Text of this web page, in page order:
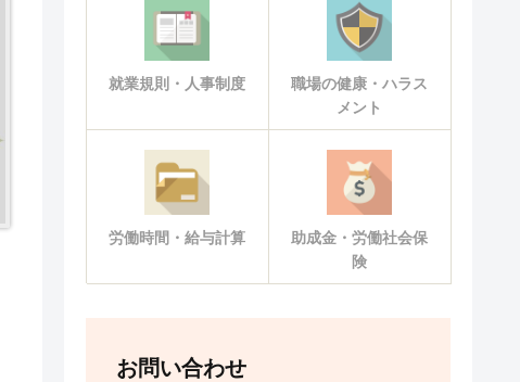
就業規則・人事制度
職場の健康・ハラス
メント
労働時間・給与計算
助成金・労働社会保
険
お問い合わせ